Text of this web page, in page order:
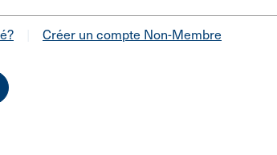
Créer un compte Non-Membre